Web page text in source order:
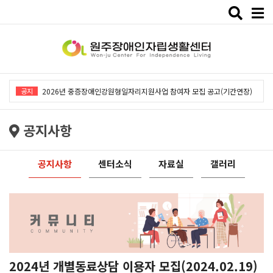
Toggle
공지 2026년 중증장애인강원형일자리지원사업 참여자 모집 공고(기간연장)
2026년 원주장애인자립생활센터 사회복지사 채용공고
2026년 중증장애인동료상담사업 동료상담가 모집공고
2026년 중증장애인강원형일자리지원사업 참여자 모집 공고(기간연장)
2026년 원주장애인자립생활센터 사회복지사 채용공고
2026년 중증장애인동료상담사업 동료상담가 모집공고
2026년 중증장애인강원형일자리사업 참여자 모집 공고
공지사항
공지사항 센터소식 자료실 갤러리
2024년 개별동료상담 이용자 모집(2024.02.19)